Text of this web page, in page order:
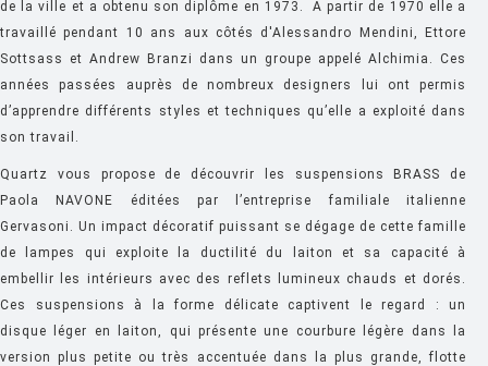
FIAM
FLOS
FLYTE
FOSCARINI
FRITZ HANSEN
GANDIA BLASCO
GERVASONI
GLAS ITALIA
de la ville et a obtenu son diplôme en 1973. A partir de 1970 elle a
travaillé pendant 10 ans aux côtés d'Alessandro Mendini, Ettore
Sottsass et Andrew Branzi dans un groupe appelé Alchimia. Ces
années passées auprès de nombreux designers lui ont permis
d’apprendre différents styles et techniques qu’elle a exploité dans
son travail.
Quartz vous propose de découvrir les suspensionsBRASS de
Paola NAVONE éditées par l’entreprise familiale italienne
Gervasoni. Un impact décoratif puissant se dégage de cette famille
de lampes qui exploite la ductilité du laiton et sa capacité à
embellir les intérieurs avec des reflets lumineux chauds et dorés.
Ces suspensions à la forme délicate captivent le regard : un
disque léger en laiton, qui présente une courbure légère dans la
version plus petite ou très accentuée dans la plus grande, flotte